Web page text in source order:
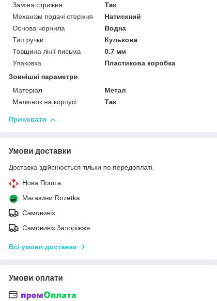
Заміна стрижня
Так
Механізм подачі стержня
Натискний
Основа чорнила
Водна
Тип ручки
Кулькова
Товщина лінії письма
0.7 мм
Упаковка
Пластикова коробка
Зовнішні параметри
Матеріал
Метал
Малюнок на корпусі
Так
Приховати
Умови доставки
Доставка здійснюється тільки по передоплаті.
Нова Пошта
Магазини Rozetka
Самовивіз
Самовивіз Запоріжжя
Всі умови доставки
Умови оплати